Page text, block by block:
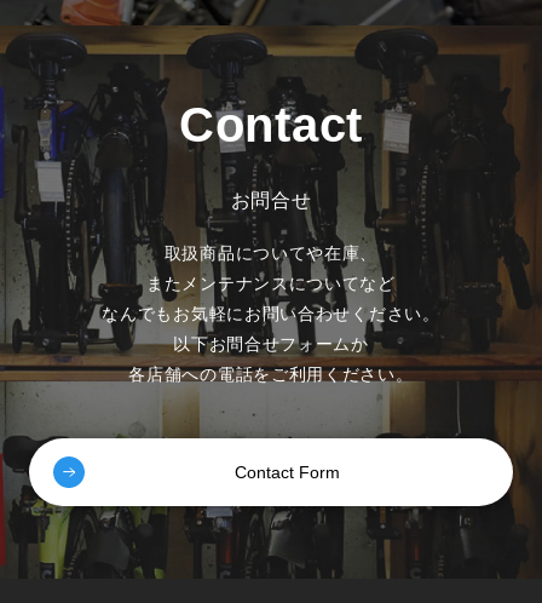
Contact
お問合せ
取扱商品についてや在庫、
またメンテナンスについてなど
なんでもお気軽にお問い合わせください。
以下お問合せフォームか
各店舗への電話をご利用ください。
Contact Form